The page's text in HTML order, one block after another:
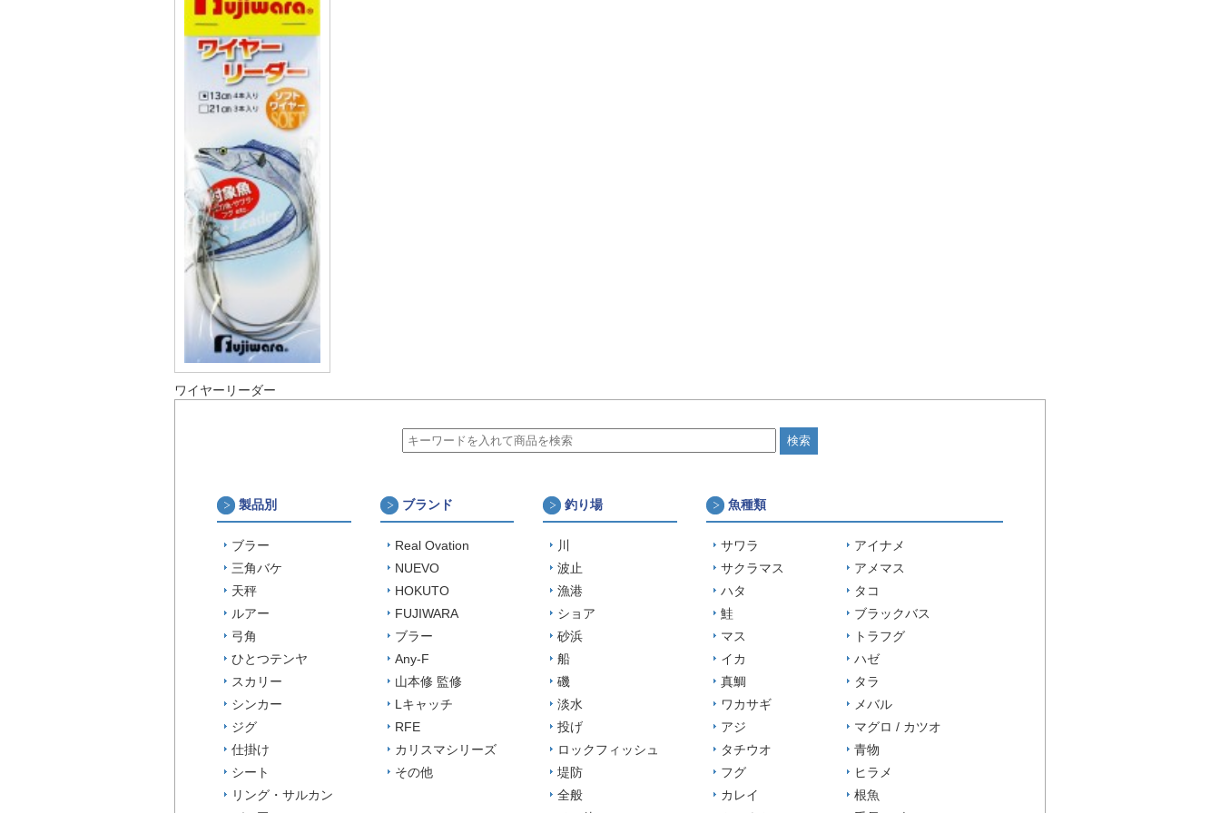
ワイヤーリーダー
製品別
ブラー
三角バケ
天秤
ルアー
弓角
ひとつテンヤ
スカリー
シンカー
ジグ
仕掛け
シート
リング・サルカン
ブランド
Real Ovation
NUEVO
HOKUTO
FUJIWARA
ブラー
Any-F
山本修 監修
Lキャッチ
RFE
カリスマシリーズ
その他
釣り場
川
波止
漁港
ショア
砂浜
船
磯
淡水
投げ
ロックフィッシュ
堤防
全般
魚種類
サワラ
アイナメ
サクラマス
アメマス
ハタ
タコ
鮭
ブラックバス
マス
トラフグ
イカ
ハゼ
真鯛
タラ
ワカサギ
メバル
アジ
マグロ / カツオ
タチウオ
青物
フグ
ヒラメ
カレイ
根魚